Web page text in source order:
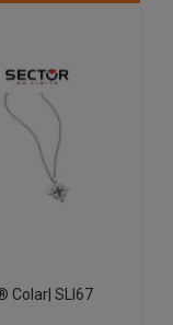
Colar| SLI67